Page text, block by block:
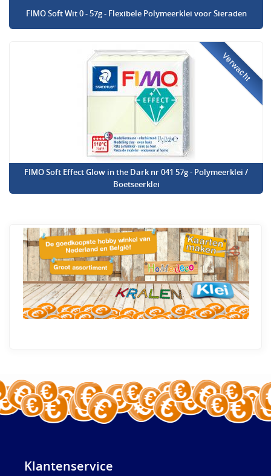
FIMO Soft Wit 0 - 57g - Flexibele Polymeerklei voor Sieraden
Verwacht
FIMO Soft Effect Glow in the Dark nr 041 57g - Polymeerklei /
Boetseerklei
Klantenservice